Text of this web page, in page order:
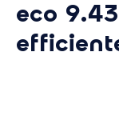
eco